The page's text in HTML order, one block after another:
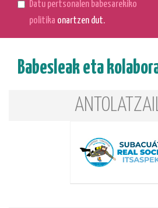
Datu pertsonalen babesarekiko
politika onartzen dut.
Babesleak eta